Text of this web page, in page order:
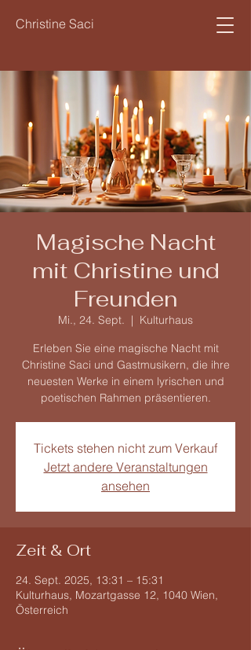
Christine Saci
Magische Nacht
mit Christine und
Freunden
Mi., 24. Sept.
  |
Kulturhaus
Erleben Sie eine magische Nacht mit
Christine Saci und Gastmusikern, die ihre
neuesten Werke in einem lyrischen und
poetischen Rahmen präsentieren.
Tickets stehen nicht zum Verkauf
Jetzt andere Veranstaltungen
ansehen
Zeit & Ort
24. Sept. 2025, 13:31 – 15:31
Kulturhaus, Mozartgasse 12, 1040 Wien,
Österreich